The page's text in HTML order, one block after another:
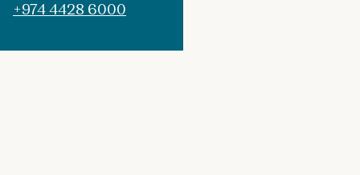
+974 4428 6000